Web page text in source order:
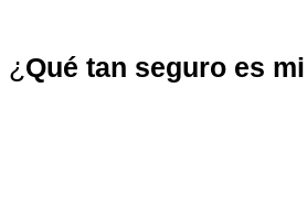
¿Qué tan seguro es